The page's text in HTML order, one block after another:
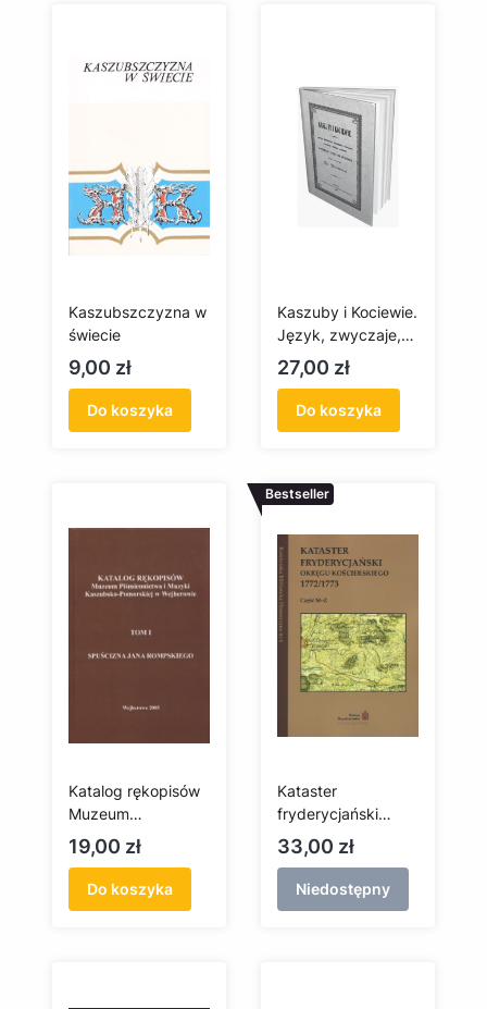
Kaszubszczyzna w
świecie
Cena
9,00 zł
Do koszyka
Kaszuby i Kociewie.
Język, zwyczaje,
przesądy, podania,
zagadki i pieśni
ludowe w północnej
części Prus
Cena
27,00 zł
Do koszyka
Katalog rękopisów
Muzeum
Piśmiennictwa i
Muzyki Kaszubsko-
Pomorskiej w
Wejherowie.
Cena
19,00 zł
Do koszyka
Bestseller
Kataster
fryderycjański
okręgu
kościerskiego
1772/1773 część
M-Z
Cena
33,00 zł
Niedostępny